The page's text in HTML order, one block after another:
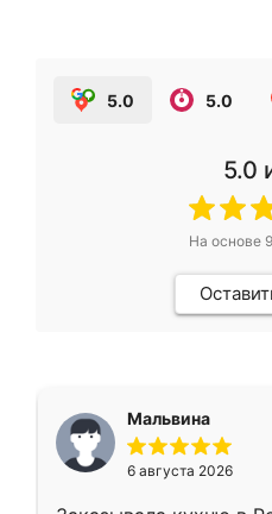
5.0 5.0
5.0
На основе
Мальвина
6 августа 2026